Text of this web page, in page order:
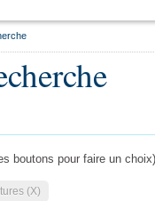
boutons pour faire un choix)
(X)